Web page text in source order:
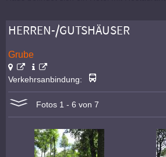
HERREN-/GUTSHÄUSER
Grube
Verkehrsanbindung:
Fotos 1 - 6 von 7